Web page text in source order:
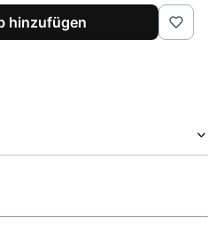
hinzufügen